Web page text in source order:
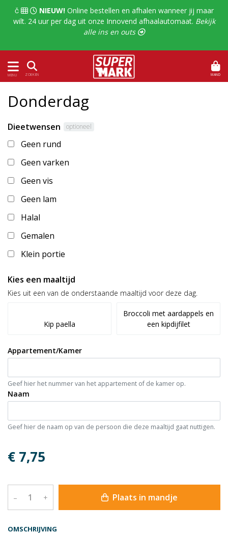
   NIEUW!Online bestellen en afhalen wanneer jij maar
wilt. 24 uur per dag uit onze Innovend afhaalautomaat. Bekijk
alle ins en outs 
MENU ZOEKEN MAND
OMSCHRIJVING
Donderdag
Dieetwensen optioneel
Geen rund
Geen varken
Geen vis
Geen lam
Halal
Gemalen
Klein portie
Kies een maaltijd
Kies uit een van de onderstaande maaltijd voor deze dag.
Kip paella
Broccoli met aardappels en
een kipdijfilet
Appartement/Kamer
Geef hier het nummer van het appartement of de kamer op.
Naam
Geef hier de naam op van de persoon die deze maaltijd gaat nuttigen.
€ 7,75
– + Plaats in mandje